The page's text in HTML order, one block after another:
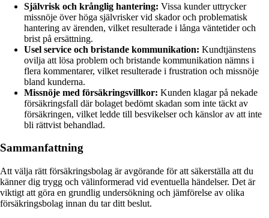
Självrisk och krånglig hantering: Vissa kunder uttrycker
missnöje över höga självrisker vid skador och problematisk
hantering av ärenden, vilket resulterade i långa väntetider och
brist på ersättning.
Usel service och bristande kommunikation: Kundtjänstens
ovilja att lösa problem och bristande kommunikation nämns i
flera kommentarer, vilket resulterade i frustration och missnöje
bland kunderna.
Missnöje med försäkringsvillkor: Kunden klagar på nekade
försäkringsfall där bolaget bedömt skadan som inte täckt av
försäkringen, vilket ledde till besvikelser och känslor av att inte
bli rättvist behandlad.
Sammanfattning
Att välja rätt försäkringsbolag är avgörande för att säkerställa att du
känner dig trygg och välinformerad vid eventuella händelser. Det är
viktigt att göra en grundlig undersökning och jämförelse av olika
försäkringsbolag innan du tar ditt beslut.